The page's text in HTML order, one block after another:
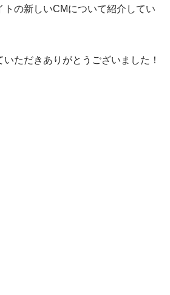
トの新しいCMについて紹介してい
ただきありがとうございました！